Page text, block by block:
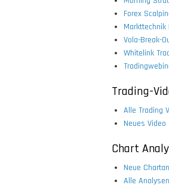
Forex
Markttechnik
Vola-Break-
Whitelink
Trading-
Alle Trading
Neues Video
Chart
Neue
Alle Analysen